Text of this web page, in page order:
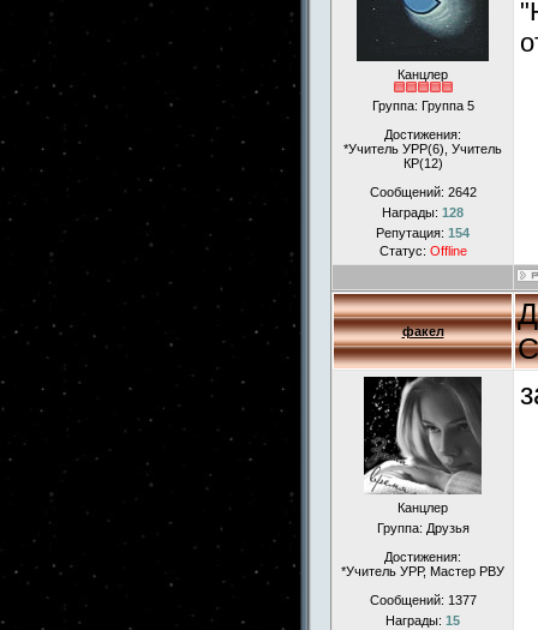
Канцлер
Группа: Группа 5
Достижения:
*Учитель УРР(6), Учитель
КР(12)
Сообщений: 2642
Награды: 128
Репутация: 154
Статус: Offline
факел
Канцлер
Группа: Друзья
Достижения:
*Учитель УРР, Мастер РВУ
Сообщений: 1377
Награды: 15